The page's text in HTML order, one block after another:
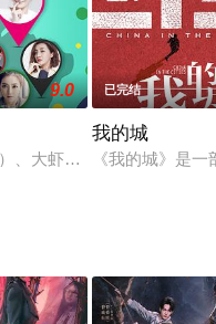
电视剧、电视猫或剧情网
9.0
、大虾（任重 饰）和老刁
已完结
我的城
《我的城》是